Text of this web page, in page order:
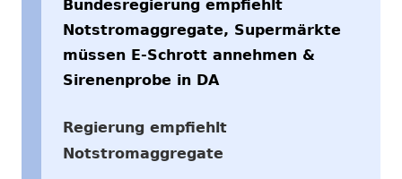
Bundesregierung empfiehlt
Notstromaggregate, Supermärkte
müssen E-Schrott annehmen &
Sirenenprobe in DA
Regierung empfiehlt
Notstromaggregate